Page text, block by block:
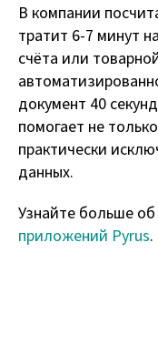
В компании
тратит 6-7 минут
счёта или
документ 40
помогает не
практически
данных.
Узнайте больше
приложений Pyrus.